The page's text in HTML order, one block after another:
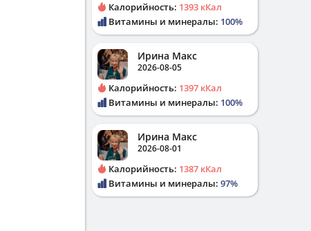
Калорийность: 1393 кКал
Витамины и минералы: 100%
Ирина Макс
2026-08-05
Калорийность: 1397 кКал
Витамины и минералы: 100%
Ирина Макс
2026-08-01
Калорийность: 1387 кКал
Витамины и минералы: 97%